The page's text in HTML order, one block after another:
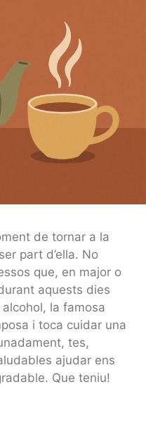
de tornar a la
part d’ella. No
que, en major o
aquests dies
la famosa
i toca cuidar una
tes,
ajudar ens
Que teniu!